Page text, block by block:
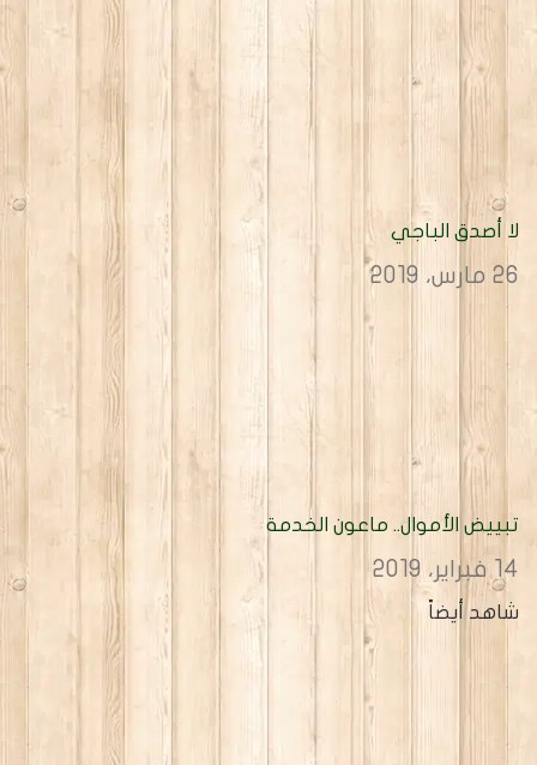
لا أصدق الباجي
26 مارس، 2019
تبييض الأموال.. ماعون الخدمة
14 فبراير، 2019
شاهد أيضاً